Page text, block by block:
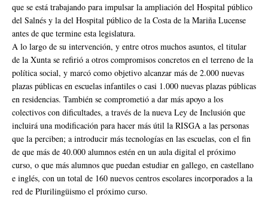
que se está trabajando para impulsar la ampliación del Hospital público
del Salnés y la del Hospital público de la Costa de la Mariña Lucense
antes de que termine esta legislatura.
A lo largo de su intervención, y entre otros muchos asuntos, el titular
de la Xunta se refirió a otros compromisos concretos en el terreno de la
política social, y marcó como objetivo alcanzar más de 2.000 nuevas
plazas públicas en escuelas infantiles o casi 1.000 nuevas plazas públicas
en residencias. También se comprometió a dar más apoyo a los
colectivos con dificultades, a través de la nueva Ley de Inclusión que
incluirá una modificación para hacer más útil la RISGA a las personas
que la perciben; a introducir más tecnologías en las escuelas, con el fin
de que más de 40.000 alumnos estén en un aula digital el próximo
curso, o que más alumnos que puedan estudiar en gallego, en castellano
e inglés, con un total de 160 nuevos centros escolares incorporados a la
red de Plurilingüismo el próximo curso.